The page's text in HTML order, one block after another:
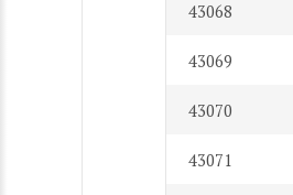
43068
43069
43070
43071